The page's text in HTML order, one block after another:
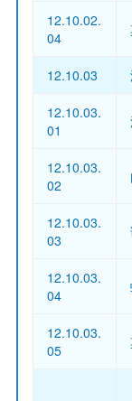
12.10.02.
04
12.10.03
12.10.03.
01
12.10.03.
02
12.10.03.
03
12.10.03.
04
12.10.03.
05